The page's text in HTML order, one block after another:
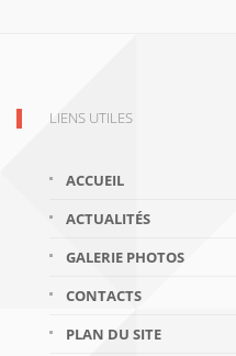
LIENS UTILES
ACCUEIL
ACTUALITÉS
GALERIE PHOTOS
CONTACTS
PLAN DU SITE